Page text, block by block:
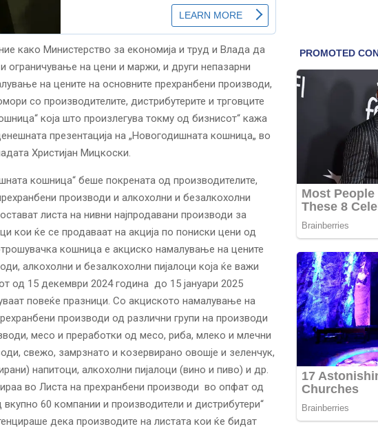
како Министерство за економија и труд и Влада да
ограничување на цени и маржи, и други непазарни
на цените на основните прехранбени производи,
со производителите, дистрибутерите и трговците
која што произлегува токму од бизнисот“ кажа
презентација на „Новогодишната кошница„ во
Христијан Мицкоски.
кошница“ беше покрената од производителите,
производи и алкохолни и безалкохолни
листа на нивни најпродавани производи за
кои ќе се продаваат на акција по пониски цени од
кошница е акциско намалување на цените
алкохолни и безалкохолни пијалоци која ќе важи
од 15 декември 2024 година до 15 јануари 2025
повеќе празници. Со акциското намалување на
производи од различни групи на производи
месо и преработки од месо, риба, млеко и млечни
свежо, замрзнато и козервирано овошје и зеленчук,
напитоци, алкохолни пијалоци (вино и пиво) и др.
во Листа на прехранбени производи во опфат од
60 компании и производители и дистрибутери“
дека производите на листата кои ќе бидат